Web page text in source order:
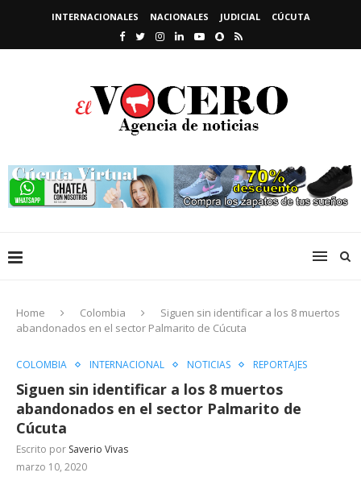
INTERNACIONALES NACIONALES JUDICIAL CÚCUTA
Home Colombia
Siguen sin identificar a los 8 muertos
abandonados en el sector Palmarito de Cúcuta
COLOMBIA INTERNACIONAL NOTICIAS REPORTAJES
Siguen sin identificar a los 8 muertos
abandonados en el sector Palmarito de
Cúcuta
Escrito por Saverio Vivas
marzo 10, 2020